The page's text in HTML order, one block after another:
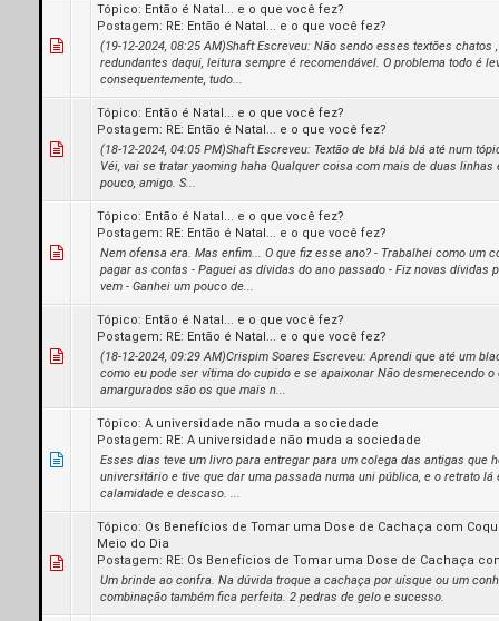
Tópico: Então é Natal... e o que você fez?
Postagem: RE: Então é Natal... e o que você fez?
(19-12-2024, 08:25 AM)Shaft Escreveu: Não sendo esses textões chatos
redundantes daqui, leitura sempre é recomendável. O problema todo é
consequentemente, tudo...
Tópico: Então é Natal... e o que você fez?
Postagem: RE: Então é Natal... e o que você fez?
(18-12-2024, 04:05 PM)Shaft Escreveu: Textão de blá blá blá até num
Véi, vai se tratar yaoming haha Qualquer coisa com mais de duas linhas
pouco, amigo. S...
Tópico: Então é Natal... e o que você fez?
Postagem: RE: Então é Natal... e o que você fez?
Nem ofensa era. Mas enfim... O que fiz esse ano? - Trabalhei como um
pagar as contas - Paguei as dívidas do ano passado - Fiz novas dívidas
vem - Ganhei um pouco de...
Tópico: Então é Natal... e o que você fez?
Postagem: RE: Então é Natal... e o que você fez?
(18-12-2024, 09:29 AM)Crispim Soares Escreveu: Aprendi que até um
como eu pode ser vítima do cupido e se apaixonar Não desmerecendo
amargurados são os que mais n...
Tópico:A universidade não muda a sociedade
Postagem: RE: A universidade não muda a sociedade
Esses dias teve um livro para entregar para um colega das antigas que
universitário e tive que dar uma passada numa uni pública, e o retrato lá
calamidade e descaso. ...
Tópico: Os Benefícios de Tomar uma Dose de Cachaça com
Meio do Dia
Postagem: RE: Os Benefícios de Tomar uma Dose de Cachaça
Um brinde ao confra. Na dúvida troque a cachaça por uísque ou um
combinação também fica perfeita. 2 pedras de gelo e sucesso.